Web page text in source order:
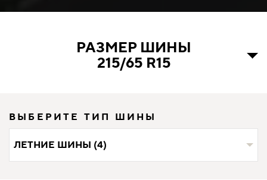
РАЗМЕР ШИНЫ
215/65 R15
ВЫБЕРИТЕ ТИП ШИНЫ
ЛЕТНИЕ ШИНЫ (4)